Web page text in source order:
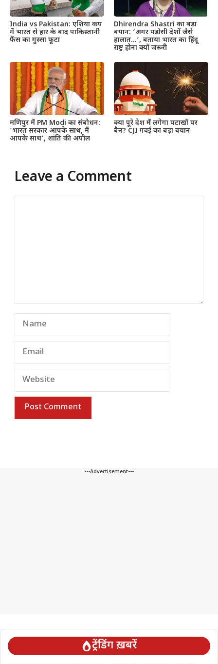
India vs Pakistan: एशिया कप
में भारत से हार के बाद पाकिस्तानी
फैंस का गुस्सा फूटा
Dhirendra Shastri का बड़ा
बयान: ‘अगर पड़ोसी देशों जैसे
हालात…’, बताया भारत का हिंदू
राष्ट्र होना क्यों जरूरी
मणिपुर में PM Modi का संबोधन:
‘भारत सरकार आपके साथ, मैं
आपके साथ’, शांति की अपील
क्या पूरे देश में लगेगा पटाखों पर
बैन? CJI गवई का बड़ा बयान
Leave a Comment
Name
Email
Website
---Advertisement---
ट्रेंडिंग ख़बरें